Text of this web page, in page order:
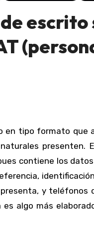
escrito
presenten.
contiene los
y teléfonos
algo más